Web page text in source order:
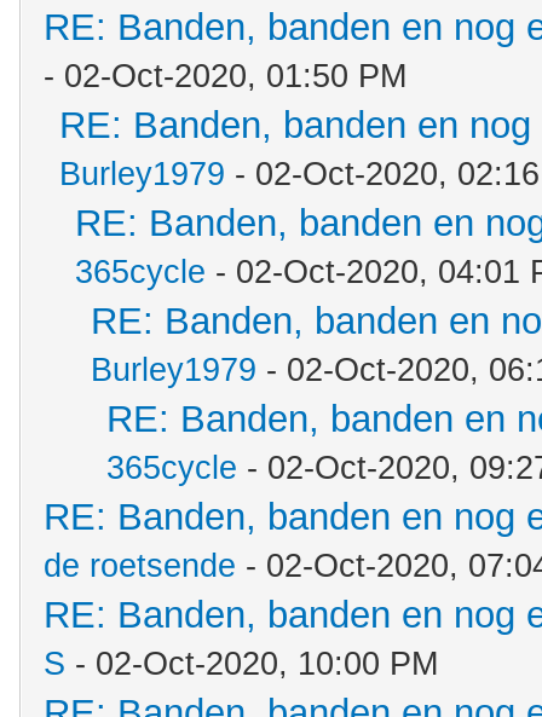
RE: Banden, banden en nog
- 02-Oct-2020, 01:50 PM
RE: Banden, banden en
Burley1979 - 02-Oct-2020,
RE: Banden, banden en
365cycle - 02-Oct-2020, 04:01
RE: Banden, banden en
Burley1979 - 02-Oct-2020,
RE: Banden, banden en
365cycle - 02-Oct-2020,
RE: Banden, banden en nog
de roetsende - 02-Oct-2020,
RE: Banden, banden en nog
S - 02-Oct-2020, 10:00 PM